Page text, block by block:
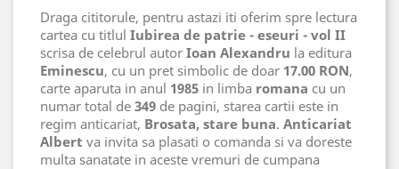
Draga cititorule, pentru astazi iti oferim spre lectura
cartea cu titlul Iubirea de patrie - eseuri - vol II
scrisa de celebrul autor Ioan Alexandru la editura
Eminescu, cu un pret simbolic de doar 17.00 RON,
carte aparuta in anul 1985 in limba romana cu un
numar total de 349 de pagini, starea cartii este in
regim anticariat, Brosata, stare buna. Anticariat
Albert va invita sa plasati o comanda si va doreste
multa sanatate in aceste vremuri de cumpana